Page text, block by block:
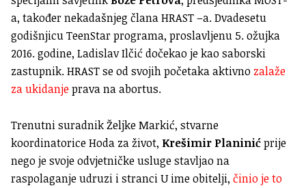
a, također nekadašnjeg člana HRAST –a. Dvadesetu
godišnjicu TeenStar programa, proslavljenu 5. ožujka
2016. godine, Ladislav Ilčić dočekao je kao saborski
zastupnik. HRAST se od svojih početaka aktivno zalaže
za ukidanjeprava na abortus.
Trenutni suradnik Željke Markić, stvarne
koordinatorice Hoda za život, Krešimir Planinićprije
nego je svoje odvjetničke usluge stavljao na
raspolaganje udruzi i stranci U ime obitelji, činio je to